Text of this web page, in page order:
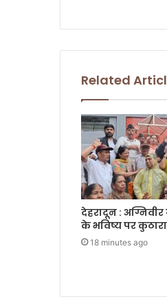
Related
देहरादून :
के भविष्य पर
18 minutes ago